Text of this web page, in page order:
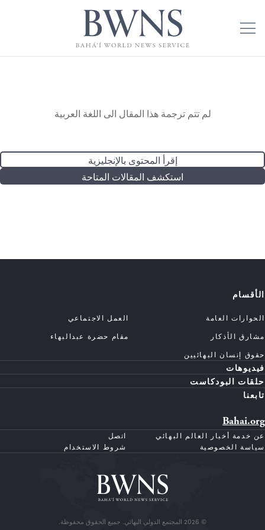
لم تتم ترجمة هذا المقال الى اللغة العربية
إقرأ المحتوى بالإنجليزية
استكشف المقالات المتاحة
الأقسام
الحوارات العامة
العمل الاجتماعي
مشارق الأذكار
مقام حضرة عبدالبهاء
حقوق إنسان البهائيين
فيديوهات
حلقات البودكاست
تابعنا
Bahai.org
عن خدمة أخبار العالم البهائي
اتصل
سياسة الخصوصية
شروط الاستخدام
© 2026 المجتمع الدولي البهائي. جميع الحقوق محفوظة.